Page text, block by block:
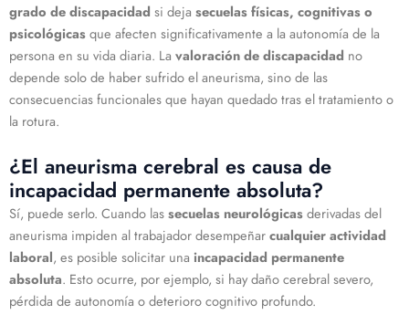
grado de discapacidad si deja secuelas físicas, cognitivas o
psicológicasque afecten significativamente a la autonomía de la
persona en su vida diaria. La valoración de discapacidad no
depende solo de haber sufrido el aneurisma, sino de las
consecuencias funcionales que hayan quedado tras el tratamiento o
la rotura.
¿El aneurisma cerebral es causa de
incapacidad permanente absoluta?
Sí, puede serlo. Cuando lassecuelas neurológicasderivadas del
aneurisma impiden al trabajador desempeñarcualquier actividad
laboral, es posible solicitar una incapacidad permanente
absoluta. Esto ocurre, por ejemplo, si hay daño cerebral severo,
pérdida de autonomía o deterioro cognitivo profundo.